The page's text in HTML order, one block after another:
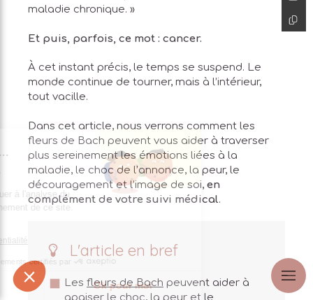
maladie chronique. »
Et puis, parfois, ce mot : cancer.
À cet instant précis, le temps se suspend. Le
monde continue de tourner, mais à l’intérieur,
tout vacille.
Dans cet article, nous verrons comment les
fleurs de Bach peuvent vous aider à traverser
plus sereinement les émotions liées à la
maladie, le choc de l’annonce, la peur, le
découragement et l’image de soi, en
complément de votre suivi médical.
L'article en bref
Les fleurs de Bach peuvent aider à
apaiser le choc, la peur et le
nous...
contribuer à l'analyse du
fonctionnement de ce site.
confidentialité
Consentements certifiés par
Ok pour moi